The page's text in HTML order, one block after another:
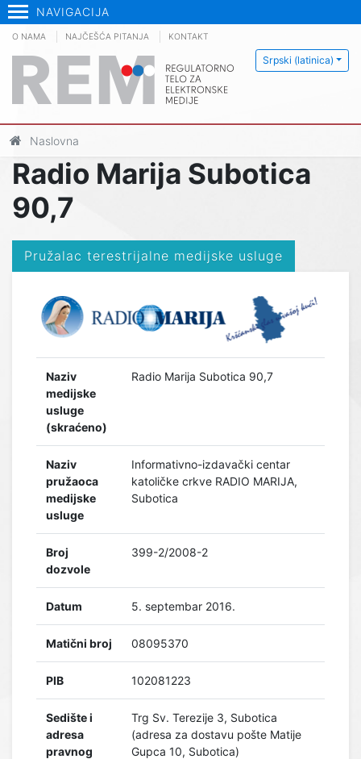
NAVIGACIJA
Srpski (latinica)
O NAMA NAJČEŠĆA PITANJA KONTAKT
Naslovna
Radio Marija Subotica
90,7
Pružalac terestrijalne medijske usluge
Naziv
medijske
usluge
(skraćeno)
Radio Marija Subotica 90,7
Naziv
pružaoca
medijske
usluge
Informativno-izdavački centar
katoličke crkve RADIO MARIJA,
Subotica
Broj
dozvole
399-2/2008-2
Datum 5. septembar 2016.
Matični broj 08095370
PIB 102081223
Sedište i
adresa
pravnog
Trg Sv. Terezije 3, Subotica
(adresa za dostavu pošte Matije
Gupca 10, Subotica)